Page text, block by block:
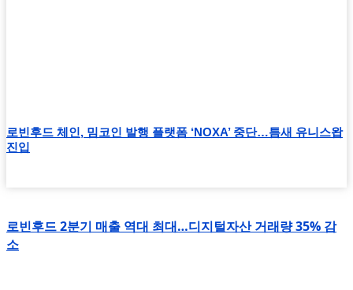
로빈후드 체인, 밈코인 발행 플랫폼 ‘NOXA’ 중단…틈새 유니스왑
진입
로빈후드 2분기 매출 역대 최대…디지털자산 거래량 35% 감
소